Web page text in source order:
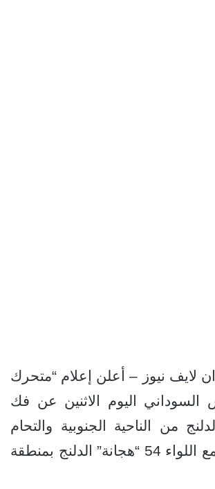
لايف نيوز – أعلن إعلام “متحرك
السوداني اليوم الاثنين عن فك
من الناحية الجنوبية والتحام
جيش كادقلي مع اللواء 54 “هجانة” الدلنج بمنطقة